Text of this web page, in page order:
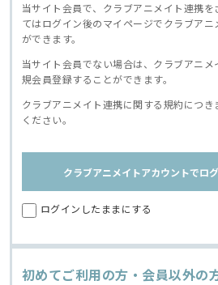
当サイト会員で、クラブアニメイト連携
てはログイン後のマイページでクラブアニ
ができます。
当サイト会員でない場合は、クラブアニ
規会員登録することができます。
クラブアニメイト連携に関する規約につき
ください。
クラブアニメイトアカウントでロ
ログインしたままにする
初めてご利用の方・会員以外の